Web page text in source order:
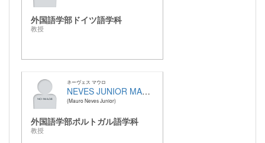
外国語学部ドイツ語学科
教授
ネーヴェス マウロ
NEVES JUNIOR MAURO
Mauro Neves Junior
外国語学部ポルトガル語学科
教授